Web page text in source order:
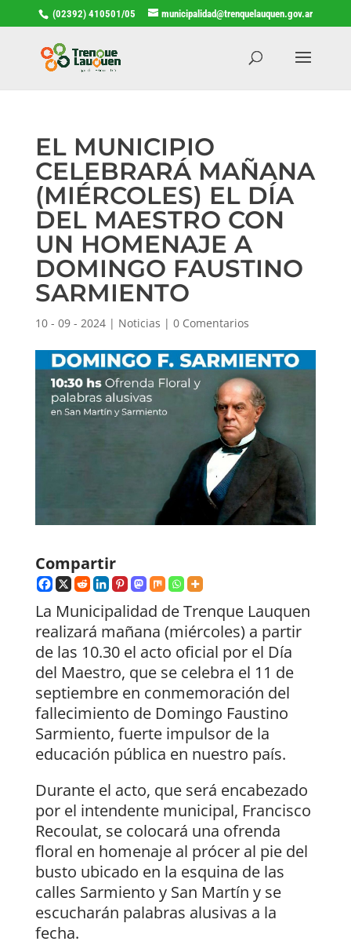
(02392) 410501/05 municipalidad@trenquelauquen.gov.ar
EL MUNICIPIO
CELEBRARÁ MAÑANA
(MIÉRCOLES) EL DÍA
DEL MAESTRO CON
UN HOMENAJE A
DOMINGO FAUSTINO
SARMIENTO
10 - 09 - 2024| Noticias | 0 Comentarios
Compartir
La Municipalidad de Trenque Lauquen
realizará mañana (miércoles) a partir
de las 10.30 el acto oficial por el Día
del Maestro, que se celebra el 11 de
septiembre en conmemoración del
fallecimiento de Domingo Faustino
Sarmiento, fuerte impulsor de la
educación pública en nuestro país.
Durante el acto, que será encabezado
por el intendente municipal, Francisco
Recoulat, se colocará una ofrenda
floral en homenaje al prócer al pie del
busto ubicado en la esquina de las
calles Sarmiento y San Martín y se
escucharán palabras alusivas a la
fecha.